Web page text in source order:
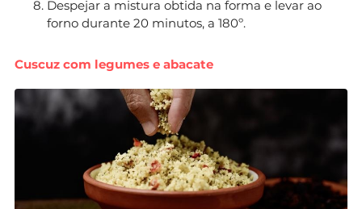
Despejar a mistura obtida na forma e levar ao
forno durante 20 minutos, a 180º.
Cuscuz com legumes e abacate